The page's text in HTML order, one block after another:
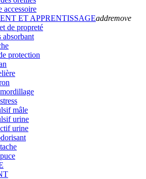
accessoire
ET APPRENTISSAGEaddremove
de propreté
absorbant
protection
mâle
urine
urine